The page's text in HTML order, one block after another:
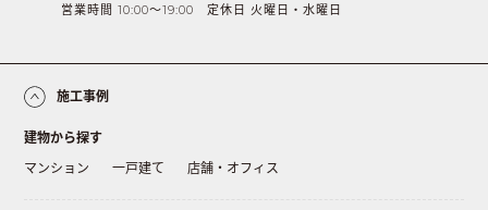
営業時間 10:00〜19:00 定休日 火曜日・水曜日
施工事例
建物から探す
マンション
一戸建て 店舗・オフィス